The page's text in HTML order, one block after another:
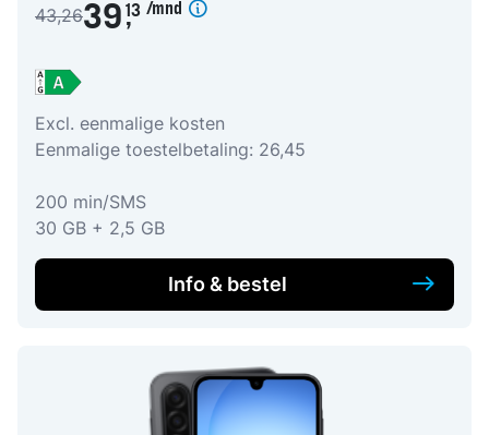
43,2639 ,
13 /mnd
Excl. eenmalige kosten
Eenmalige toestelbetaling: 26,45
200 min/SMS
30 GB + 2,5 GB
Info & bestel